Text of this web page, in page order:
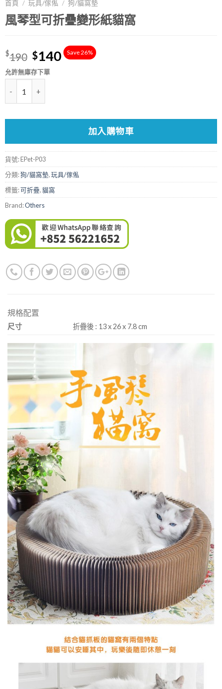
首頁 / 玩具/傢俬 / 狗/貓窩墊
風琴型可折疊變形紙貓窩
$190 $140 Save 26%
允許無庫存下單
加入購物車
貨號:EPet-P03
分類:狗/貓窩墊,玩具/傢俬
標籤:可折疊,貓窩
Brand:Others
規格配置
尺寸 折疊後 : 13 x 26 x 7.8 cm